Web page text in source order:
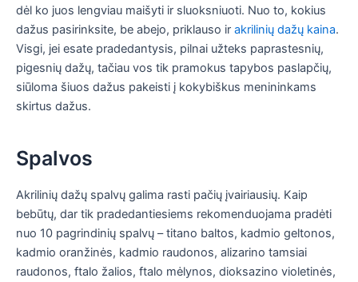
dėl ko juos lengviau maišyti ir sluoksniuoti. Nuo to, kokius
dažus pasirinksite, be abejo, priklauso ir akrilinių dažų kaina.
Visgi, jei esate pradedantysis, pilnai užteks paprastesnių,
pigesnių dažų, tačiau vos tik pramokus tapybos paslapčių,
siūloma šiuos dažus pakeisti į kokybiškus menininkams
skirtus dažus.
Spalvos
Akrilinių dažų spalvų galima rasti pačių įvairiausių. Kaip
bebūtų, dar tik pradedantiesiems rekomenduojama pradėti
nuo 10 pagrindinių spalvų – titano baltos, kadmio geltonos,
kadmio oranžinės, kadmio raudonos, alizarino tamsiai
raudonos, ftalo žalios, ftalo mėlynos, dioksazino violetinės,